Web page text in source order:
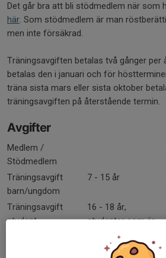
Det går bra att bli stödmedlem när som
här. Som stödmedlem är man
men inte försäkrad.
Träningsavgiften betalas två gånger per
betalas den i januari och för
träna sista mars eller sista oktober
träningsavgiften på återstående termin.
Avgifter
Medlem /
Stödmedlem
Träningsavgift
barn/ungdom
7 - 15 år
Träningsavgift
student
16 - 18 år,
studenter som är
18+ ska visa upp
studentkort